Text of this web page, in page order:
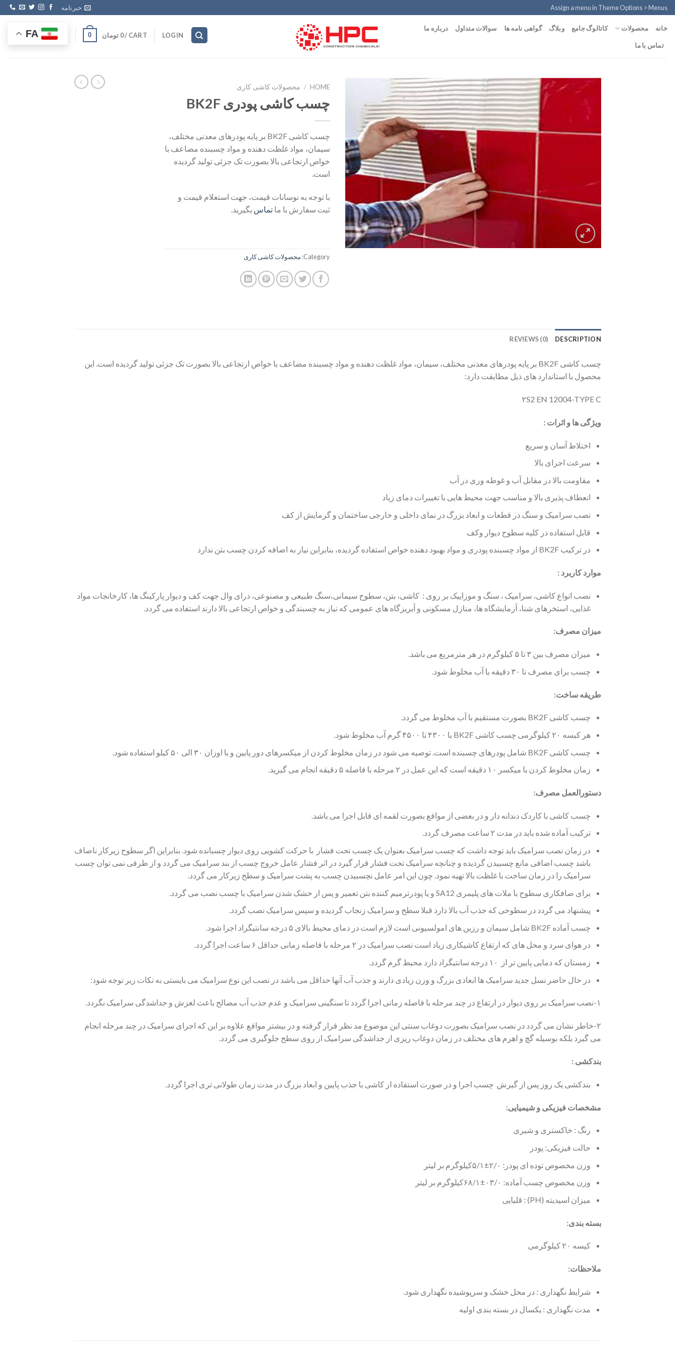
Skip
to
content
Assign a menu in Theme Options > Menus خبرنامه
خانه محصولات کاتالوگ جامع وبلاگ گواهی نامه ها سوالات متداول درباره ما
تماس با ما
LOGIN
CART /
0 تومان 0
FA
افزودن
علاقه
مندی
ها
HOME
/ محصولات کاشی کاری
چسب کاشی پودری BK2F
چسب کاشی BK2F بر پایه پودرهای معدنی مختلف،
سیمان، مواد غلظت دهنده و مواد چسبنده مضاعف با
خواص ارتجاعی بالا بصورت تک جزئی تولید گردیده
است.
با توجه به نوسانات قیمت، جهت استعلام قیمت و
ثبت سفارش با ما تماس بگیرید.
Category: محصولات کاشی کاری
DESCRIPTION
REVIEWS (0)
چسب کاشی BK2F بر پایه پودرهای معدنی مختلف، سیمان، مواد غلظت دهنده و مواد چسبنده مضاعف با خواص ارتجاعی بالا بصورت تک جزئی تولید گردیده است. این
محصول با استاندارد های ذیل مطابقت دارد:
۲S2 EN 12004-TYPE C
ویژگی ها و اثرات :
اختلاط آسان و سریع
سرعت اجرای بالا
مقاومت بالا در مقابل آب و غوطه وری در آب
انعطاف پذیری بالا و مناسب جهت محیط هایی با تغییرات دمای زیاد
نصب سرامیک و سنگ در قطعات و ابعاد بزرگ در نمای داخلی و خارجی ساختمان و گرمایش از کف
قابل استفاده در کلیه سطوح دیوار وکف
در ترکیب BK2F از مواد چسبنده پودری و مواد بهبود دهنده خواص استفاده گردیده، بنابراین نیاز به اضافه کردن چسب بتن ندارد
موارد کاربرد :
نصب انواع کاشی، سرامیک ، سنگ و موزاییک بر روی : کاشی، بتن، سطوح سیمانی،سنگ طبیعی و مصنوعی، درای وال جهت کف و دیوار پارکینگ ها، کارخانجات مواد
غذایی، استخرهای شنا، آزمایشگاه ها، منازل مسکونی و آبریزگاه های عمومی که نیاز به چسبندگی و خواص ارتجاعی بالا دارند استفاده می گردد.
میزان مصرف:
میزان مصرف بین ۳ تا ۵ کیلوگرم در هر مترمربع می باشد.
چسب برای مصرف تا ۳۰ دقیقه با آب مخلوط شود.
طریقه ساخت:
چسب کاشی BK2F بصورت مستقیم با آب مخلوط می گردد.
هر کیسه ۲۰ کیلوگرمی چسب کاشی BK2F با ۴۳۰۰ تا ۴۵۰۰ گرم آب مخلوط شود.
چسب کاشی BK2F شامل پودرهای چسبنده است. توصیه می شود در زمان مخلوط کردن از میکسرهای دور پایین و با اوزان ۳۰ الی ۵۰ کیلو استفاده شود.
زمان مخلوط کردن با میکسر ۱۰ دقیقه است که این عمل در ۲ مرحله با فاصله ۵ دقیقه انجام می گیرید.
دستورالعمل مصرف:
چسب کاشی با کاردک دندانه دار و در بعضی از مواقع بصورت لقمه ای قابل اجرا می باشد.
ترکیب آماده شده باید در مدت ۲ ساعت مصرف گردد.
در زمان نصب سرامیک باید توجه داشت که چسب سرامیک بعنوان یک چسب تحت فشار با حرکت کشویی روی دیوار چسبانده شود. بنابراین اگر سطوح زیرکار ناصاف
باشد چسب اضافی مانع چسبیدن گردیده و چنانچه سرامیک تحت فشار قرار گیرد در اثر فشار عامل خروج چسب از بند سرامیک می گردد و از طرفی نمی توان چسب
سرامیک را در زمان ساخت با غلظت بالا تهیه نمود. چون این امر عامل نچسبیدن چسب به پشت سرامیک و سطح زیرکار می گردد.
برای صافکاری سطوح با ملات های پلیمری SA12 و یا پودرترمیم کننده بتن تعمیر و پس از خشک شدن سرامیک با چسب نصب می گردد.
پیشنهاد می گردد در سطوحی که جذب آب بالا دارد قبلا سطح و سرامیک زنجاب گردیده و سپس سرامیک نصب گردد.
چسب آماده BK2F شامل سیمان و رزین های امولسیونی است لازم است در دمای محیط بالای ۵ درجه سانتیگراد اجرا شود.
در هوای سرد و محل های که ارتفاع کاشیکاری زیاد است نصب سرامیک در ۲ مرحله با فاصله زمانی حداقل ۶ ساعت اجرا گردد.
زمستان که دمایی پایین تر از ۱۰ درجه سانتیگراد دارد محیط گرم گردد.
در حال حاضر نسل جدید سرامیک ها ابعادی بزرگ و وزن زیادی دارند و جذب آب آنها حداقل می باشد در نصب این نوع سرامیک می بایستی به نکات زیر توجه شود:
۱-نصب سرامیک بر روی دیوار در ارتفاع در چند مرحله با فاصله زمانی اجرا گردد تا سنگینی سرامیک و عدم جذب آب مصالح باعث لغزش و جداشدگی سرامیک نگردد.
۲-خاطر نشان می گردد در نصب سرامیک بصورت دوغاب سنتی این موضوع مد نظر قرار گرفته و در بیشتر مواقع علاوه بر این که اجرای سرامیک در چند مرحله انجام
می گیرد بلکه بوسیله گچ و اهرم های مختلف در زمان دوغاب ریزی از جداشدگی سرامیک از روی سطح جلوگیری می گردد.
بندکشی :
بندکشی یک روز پس از گیرش چسب اجرا و در صورت استفاده از کاشی با جذب پایین و ابعاد بزرگ در مدت زمان طولانی تری اجرا گردد.
مشخصات فیزیکی و شیمیایی:
رنگ : خاکستری و شیری
حالت فیزیکی: پودر
وزن مخصوص توده ای پودر: ۲/۰±۵/۱کیلوگرم بر لیتر
وزن مخصوص چسب آماده: ۰۳/۰±۶۸/۱کیلوگرم بر لیتر
میزان اسیدیته (PH) : قلیایی
بسته بندی:
کیسه ۲۰ کیلوگرمی
ملاحظات:
شرایط نگهداری : در محل خشک و سرپوشیده نگهداری شود.
مدت نگهداری : یکسال در بسته بندی اولیه